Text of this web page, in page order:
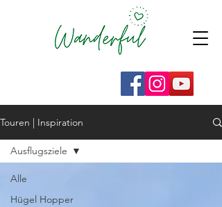
Touren | Inspiration
Alle
Hügel Hopper
Ausflugsziele